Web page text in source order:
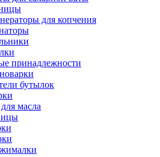
для копчения
принадлежности
бутылок
масла